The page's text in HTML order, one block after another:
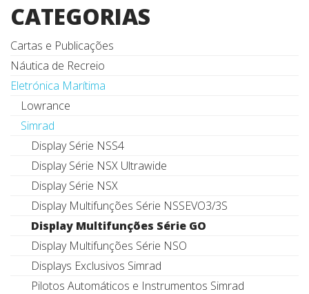
CATEGORIAS
Cartas e Publicações
Náutica de Recreio
Eletrónica Marítima
Lowrance
Simrad
Display Série NSS4
Display Série NSX Ultrawide
Display Série NSX
Display Multifunções Série NSSEVO3/3S
Display Multifunções Série GO
Display Multifunções Série NSO
Displays Exclusivos Simrad
Pilotos Automáticos e Instrumentos Simrad